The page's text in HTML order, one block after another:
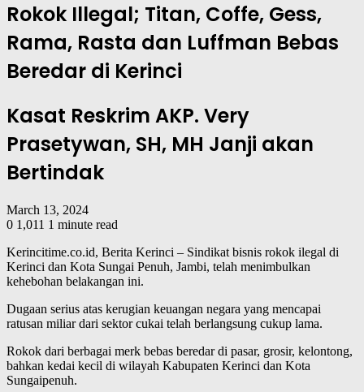
Rokok Illegal; Titan, Coffe, Gess,
Rama, Rasta dan Luffman Bebas
Beredar di Kerinci
Kasat Reskrim AKP. Very
Prasetywan, SH, MH Janji akan
Bertindak
March 13, 2024
0 1,011 1 minute read
Kerincitime.co.id, Berita Kerinci – Sindikat bisnis rokok ilegal di
Kerinci dan Kota Sungai Penuh, Jambi, telah menimbulkan
kehebohan belakangan ini.
Dugaan serius atas kerugian keuangan negara yang mencapai
ratusan miliar dari sektor cukai telah berlangsung cukup lama.
Rokok dari berbagai merk bebas beredar di pasar, grosir, kelontong,
bahkan kedai kecil di wilayah Kabupaten Kerinci dan Kota
Sungaipenuh.